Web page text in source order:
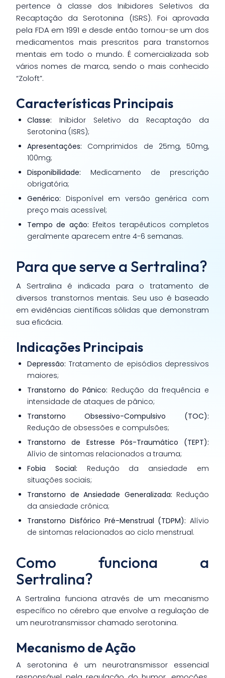
pertence à classe dos Inibidores Seletivos da
Recaptação da Serotonina (ISRS). Foi aprovada
pela FDA em 1991 e desde então tornou-se um dos
medicamentos mais prescritos para transtornos
mentais em todo o mundo. É comercializada sob
vários nomes de marca, sendo o mais conhecido
“Zoloft”.
Características Principais
Classe: Inibidor Seletivo da Recaptação da
Serotonina (ISRS);
Apresentações: Comprimidos de 25mg, 50mg,
100mg;
Disponibilidade: Medicamento de prescrição
obrigatória;
Genérico: Disponível em versão genérica com
preço mais acessível;
Tempo de ação: Efeitos terapêuticos completos
geralmente aparecem entre 4-6 semanas.
Para que serve a Sertralina?
A Sertralina é indicada para o tratamento de
diversos transtornos mentais. Seu uso é baseado
em evidências científicas sólidas que demonstram
sua eficácia.
Indicações Principais
Depressão: Tratamento de episódios depressivos
maiores;
Transtorno do Pânico: Redução da frequência e
intensidade de ataques de pânico;
Transtorno Obsessivo-Compulsivo (TOC):
Redução de obsessões e compulsões;
Transtorno de Estresse Pós-Traumático (TEPT):
Alívio de sintomas relacionados a trauma;
Fobia Social: Redução da ansiedade em
situações sociais;
Transtorno de Ansiedade Generalizada: Redução
da ansiedade crônica;
Transtorno Disfórico Pré-Menstrual (TDPM): Alívio
de sintomas relacionados ao ciclo menstrual.
Como funciona a
Sertralina?
A Sertralina funciona através de um mecanismo
específico no cérebro que envolve a regulação de
um neurotransmissor chamado serotonina.
Mecanismo de Ação
A serotonina é um neurotransmissor essencial